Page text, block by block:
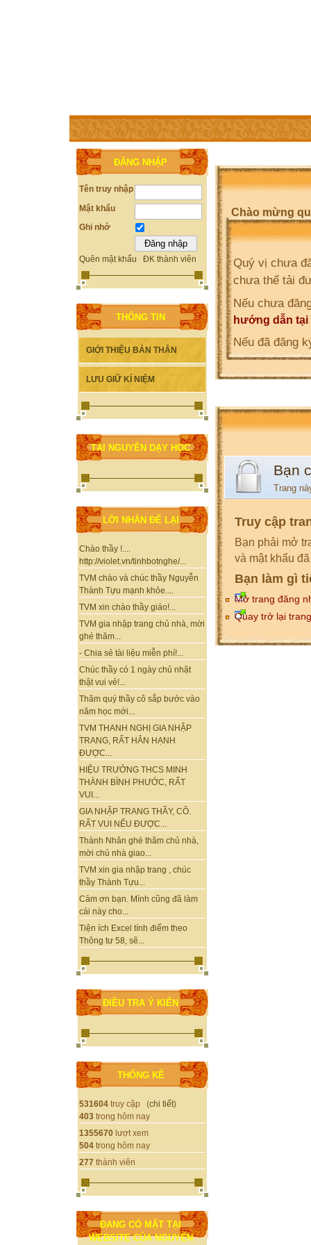
TRANG CHỦ THÀNH VIÊN TRỢ GIÚP WEBSITE
ĐĂNG NHẬP
Tên truy nhập
Mật khẩu
Ghi nhớ
Quên mật khẩu ĐK thành viên
THÔNG TIN
GIỚI THIỆU BẢN THÂN
LƯU GIỮ KỈ NIỆM
TÀI NGUYÊN DẠY HỌC
LỜI NHẮN ĐỂ LẠI
Chào thầy !....
http://violet.vn/tinhbotnghe/...
TVM chào và chúc thầy Nguyễn
Thành Tựu mạnh khỏe....
TVM xin chào thầy giáo!...
TVM gia nhập trang chủ nhà, mời
ghé thăm...
- Chia sẻ tài liệu miễn phí!...
Chúc thầy có 1 ngày chủ nhật
thật vui vẻ!...
Thăm quý thầy cô sắp bước vào
năm học mới...
TVM THANH NGHỊ GIA NHẬP
TRANG, RẤT HÂN HẠNH
ĐƯỢC...
HIỆU TRƯỞNG THCS MINH
THÀNH BÌNH PHƯỚC, RẤT
VUI...
GIA NHẬP TRANG THẦY, CÔ.
RẤT VUI NẾU ĐƯỢC...
Thành Nhân ghé thăm chủ nhà,
mời chủ nhà giao...
TVM xin gia nhập trang , chúc
thầy Thành Tựu...
Cảm ơn bạn. Mình cũng đã làm
cái này cho...
Tiện ích Excel tính điểm theo
Thông tư 58, sẽ...
ĐIỀU TRA Ý KIẾN
THỐNG KÊ
531604 truy cập (chi tiết)
403 trong hôm nay
1355670 lượt xem
504 trong hôm nay
277 thành viên
ĐANG CÓ MẶT TẠI
WEBSITE CỦA NGUYỄN
Chào mừng
Quý vị chưa
chưa thể tải
Nếu chưa
hướng dẫn tại
Nếu đã đăng
Bạn
Trang
Truy cập
Bạn phải mở
và mật khẩu
Bạn làm gì
Mở trang đăng
Quay trở lại